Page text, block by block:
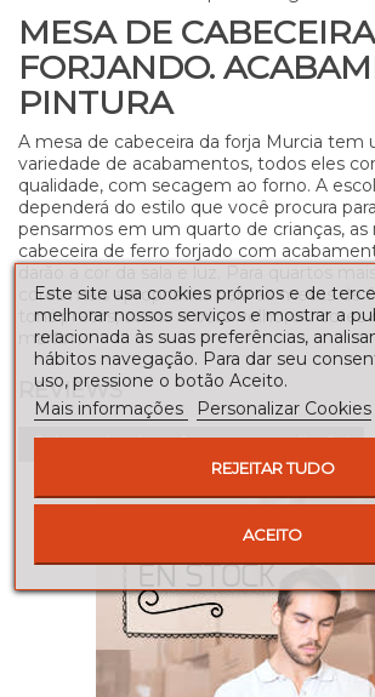
MESA DE CABECEIRA
FORJANDO.
PINTURA
A mesa de cabeceira da forja Murcia tem
variedade de acabamentos, todos eles
qualidade, com secagem ao forno. A
dependerá do estilo que você procura
pensarmos em um quarto de crianças, as
cabeceira de ferro forjado com
cores mais apropriadas para as mesas de
tons pretos, como o ouro velho, ou cores
marfim.
REVIEWS
Seja o primeiro a fazer uma avaliação!
Este site usa cookies próprios e de
melhorar nossos serviços e mostrar a
relacionada às suas preferências,
hábitos navegação. Para dar seu
uso, pressione o botão Aceito.
Mais informações
Personalizar Cookies
REJEITAR TUDO
ACEITO